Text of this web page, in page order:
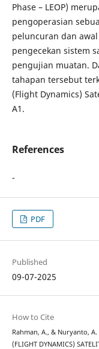
Phase – LEOP)
pengoperasian
peluncuran dan
pengecekan sistem
pengujian muatan.
tahapan tersebut
(Flight Dynamics)
A1.
References
-
PDF
Published
09-07-2025
How to Cite
Rahman, A., & Nuryanto, A.
(FLIGHT DYNAMICS)